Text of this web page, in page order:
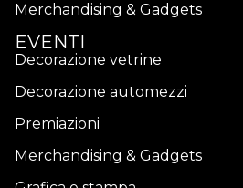
Merchandising & Gadgets
EVENTI
Decorazione vetrine
Decorazione automezzi
Premiazioni
Merchandising & Gadgets